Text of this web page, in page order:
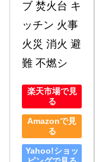
ブ 焚火台 キ
ッチン 火事
火災 消火 避
難 不燃シ
楽天市場で見
る
Amazonで見
る
Yahoo!ショッ